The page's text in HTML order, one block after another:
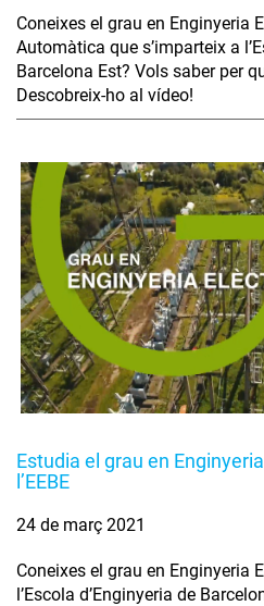
Coneixes el grau en Enginyeria
Automàtica que s’imparteix a
Barcelona Est? Vols saber per
Descobreix-ho al vídeo!
Estudia el grau en
l’EEBE
24 de març 2021
Coneixes el grau en Enginyeria
l’Escola d’Enginyeria de